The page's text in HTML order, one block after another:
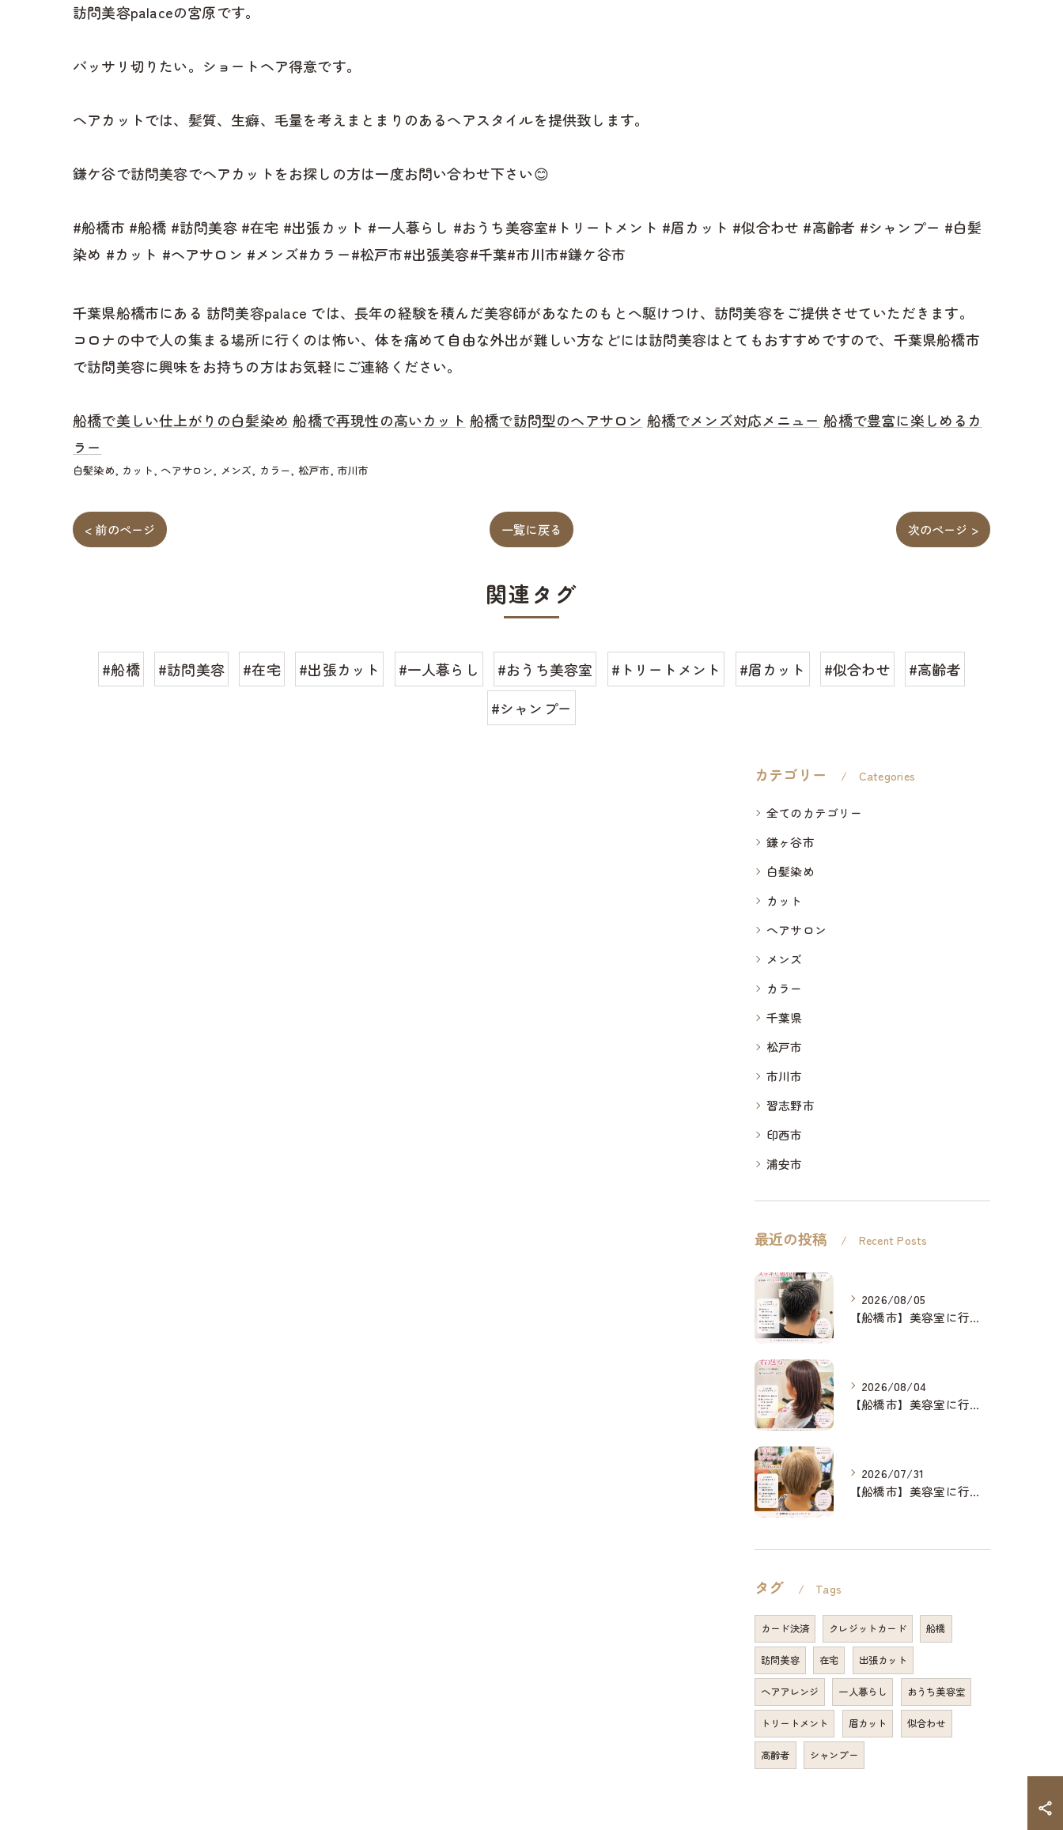
訪問美容palaceの宮原です。
バッサリ切りたい。ショートヘア得意です。
ヘアカットでは、髪質、生癖、毛量を考えまとまりのあるヘアスタイルを提供致します。
鎌ケ谷で訪問美容でヘアカットをお探しの方は一度お問い合わせ下さい😊
#船橋市 #船橋 #訪問美容 #在宅 #出張カット #一人暮らし #おうち美容室#トリートメント #眉カット #似合わせ #高齢者 #シャンプー #白髪
染め #カット #ヘアサロン #メンズ#カラー#松戸市#出張美容#千葉#市川市#鎌ケ谷市
千葉県船橋市にある 訪問美容palace では、長年の経験を積んだ美容師があなたのもとへ駆けつけ、訪問美容をご提供させていただきます。
コロナの中で人の集まる場所に行くのは怖い、体を痛めて自由な外出が難しい方などには訪問美容はとてもおすすめですので、千葉県船橋市
で訪問美容に興味をお持ちの方はお気軽にご連絡ください。
船橋で美しい仕上がりの白髪染め 船橋で再現性の高いカット 船橋で訪問型のヘアサロン 船橋でメンズ対応メニュー 船橋で豊富に楽しめるカ
ラー
白髪染め カット ヘアサロン メンズ カラー 松戸市 市川市
< 前のページ 一覧に戻る 次のページ >
関連タグ
#船橋 #訪問美容 #在宅 #出張カット #一人暮らし #おうち美容室 #トリートメント #眉カット #似合わせ
#高齢者
#シャンプー
カテゴリー Categories
全てのカテゴリー
鎌ヶ谷市
白髪染め
カット
ヘアサロン
メンズ
カラー
千葉県
松戸市
市川市
習志野市
印西市
浦安市
最近の投稿 Recent Posts
2026/08/05
【船橋市】美容室に行けない…をなくしたい✂️✨
2026/08/04
【船橋市】美容室に行けない…をなくしたい✂️✨
2026/07/31
【船橋市】美容室に行けない…をなくしたい✂️✨
タグ Tags
カード決済 クレジットカード 船橋
訪問美容 在宅 出張カット
ヘアアレンジ 一人暮らし おうち美容室
トリートメント 眉カット 似合わせ
高齢者 シャンプー